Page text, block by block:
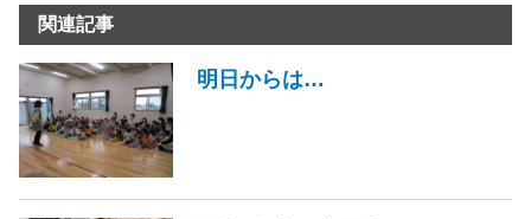
関連記事
明日からは…